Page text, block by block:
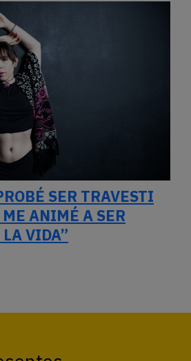
SER TRAVESTI
ANIMÉ A SER
VIDA”